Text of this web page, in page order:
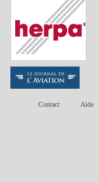
Contact Aide